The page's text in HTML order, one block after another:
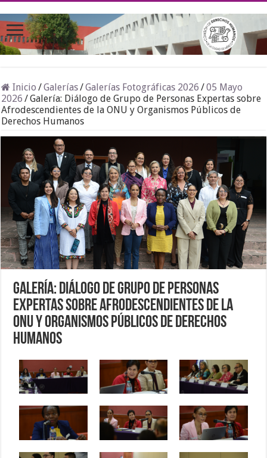
Inicio /Galerías/Galerías Fotográficas 2026 /05 Mayo
2026 /Galería: Diálogo de Grupo de Personas Expertas sobre
Afrodescendientes de la ONU y Organismos Públicos de
Derechos Humanos
Galería: Diálogo de Grupo de Personas
Expertas sobre Afrodescendientes de la
ONU y Organismos Públicos de Derechos
Humanos